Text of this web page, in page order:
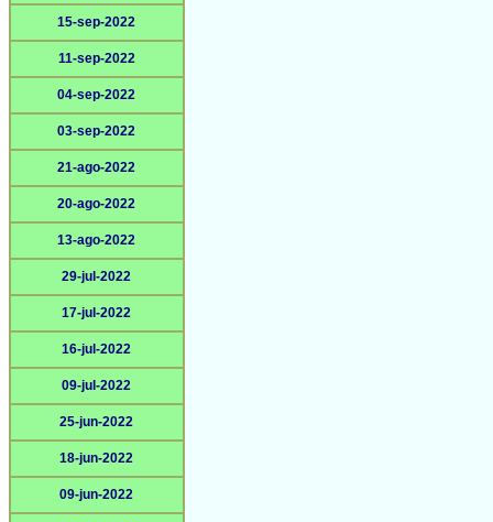
15-sep-2022
11-sep-2022
04-sep-2022
03-sep-2022
21-ago-2022
20-ago-2022
13-ago-2022
29-jul-2022
17-jul-2022
16-jul-2022
09-jul-2022
25-jun-2022
18-jun-2022
09-jun-2022